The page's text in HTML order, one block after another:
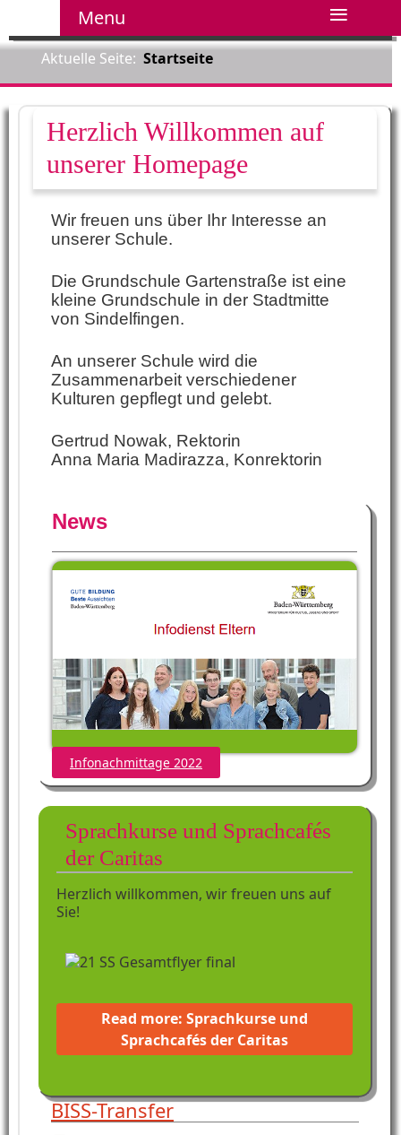
Menu ≡
Aktuelle Seite: Startseite
Herzlich Willkommen auf
unserer Homepage
Wir freuen uns über Ihr Interesse an
unserer Schule.
Die Grundschule Gartenstraße ist eine
kleine Grundschule in der Stadtmitte
von Sindelfingen.
An unserer Schule wird die
Zusammenarbeit verschiedener
Kulturen gepflegt und gelebt.
Gertrud Nowak, Rektorin
Anna Maria Madirazza, Konrektorin
News
Infonachmittage 2022
Sprachkurse und Sprachcafés
der Caritas
Herzlich willkommen, wir freuen uns auf
Sie!
Read more: Sprachkurse und
Sprachcafés der Caritas
BISS-Transfer